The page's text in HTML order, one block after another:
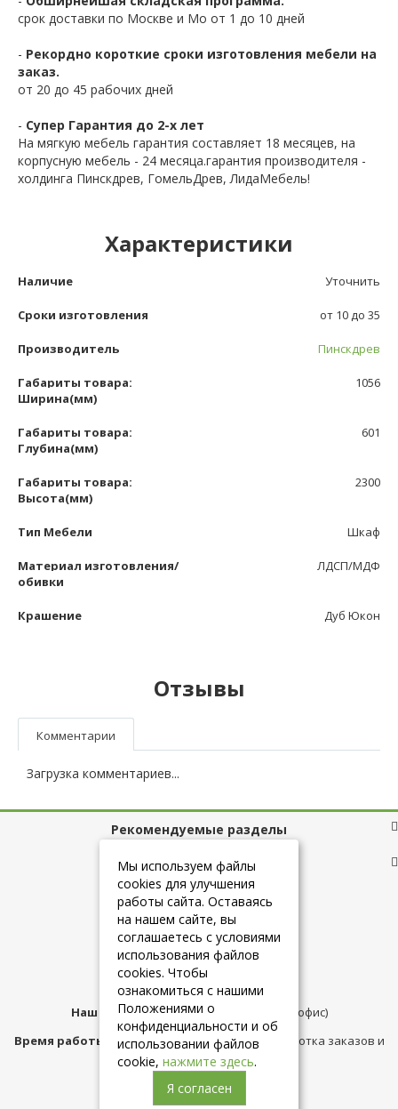
срок доставки по Москве и Мо от 1 до 10 дней
- Рекордно короткие сроки изготовления мебели на
заказ.
от 20 до 45 рабочих дней
- Супер Гарантия до 2-х лет
На мягкую мебель гарантия составляет 18 месяцев, на
корпусную мебель - 24 месяца.гарантия производителя -
холдинга Пинскдрев, ГомельДрев, ЛидаМебель!
Характеристики
Наличие Уточнить
Сроки изготовления от 10 до 35
Производитель Пинскдрев
Габариты товара:
Ширина(мм)
1056
Габариты товара:
Глубина(мм)
601
Габариты товара:
Высота(мм)
2300
Тип Мебели Шкаф
Материал изготовления/
обивки
ЛДСП/МДФ
Крашение Дуб Юкон
Отзывы
Комментарии
Загрузка комментариев...
Рекомендуемые разделы
Полезные ссылки
+7 (925) 084-10-60
Наш адрес:Москва,ул.Плещеева д.12 (офис)
Время работы магазина:с 10:00 до 21:00 (обработка заказов и
консультация)
Мы используем файлы
cookies для улучшения
работы сайта. Оставаясь
на нашем сайте, вы
соглашаетесь с условиями
использования файлов
cookies. Чтобы
ознакомиться с нашими
Положениями о
конфиденциальности и об
использовании файлов
cookie, нажмите здесь.
Я согласен